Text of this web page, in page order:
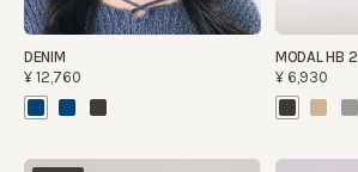
DENIM
¥12,760
MODAL HB 2
¥6,930